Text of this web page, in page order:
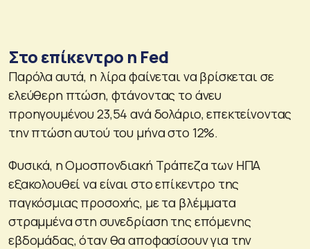
Στο επίκεντρο η Fed
Παρόλα αυτά, η λίρα φαίνεται να βρίσκεται σε
ελεύθερη πτώση, φτάνοντας το άνευ
προηγουμένου 23,54 ανά δολάριο, επεκτείνοντας
την πτώση αυτού του μήνα στο 12%.
Φυσικά, η Ομοσπονδιακή Τράπεζα των ΗΠΑ
εξακολουθεί να είναι στο επίκεντρο της
παγκόσμιας προσοχής, με τα βλέμματα
στραμμένα στη συνεδρίαση της επόμενης
εβδομάδας, όταν θα αποφασίσουν για την